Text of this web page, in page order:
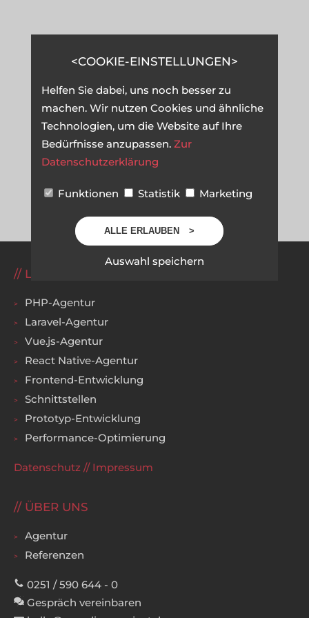
LEISTUNGEN
PHP-Agentur
Laravel-Agentur
Vue.js-Agentur
React Native-Agentur
Frontend-Entwicklung
Schnittstellen
Prototyp-Entwicklung
Performance-Optimierung
Datenschutz // Impressum
ÜBER UNS
Agentur
Referenzen
0251 / 590 644 - 0
Gespräch vereinbaren
COOKIE-EINSTELLUNGEN
Helfen Sie dabei, uns noch besser zu
machen. Wir nutzen Cookies und ähnliche
Technologien, um die Website auf Ihre
Bedürfnisse anzupassen. Zur
Datenschutzerklärung
Funktionen Statistik Marketing
ALLE ERLAUBEN
Auswahl speichern